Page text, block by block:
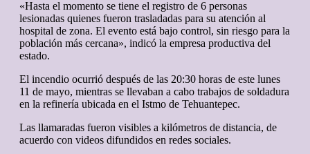
«Hasta el momento se tiene el registro de 6 personas
lesionadas quienes fueron trasladadas para su atención al
hospital de zona. El evento está bajo control, sin riesgo para la
población más cercana», indicó la empresa productiva del
estado.
El incendio ocurrió después de las 20:30 horas de este lunes
11 de mayo, mientras se llevaban a cabo trabajos de soldadura
en la refinería ubicada en el Istmo de Tehuantepec.
Las llamaradas fueron visibles a kilómetros de distancia, de
acuerdo con videos difundidos en redes sociales.